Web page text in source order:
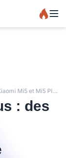
Xiaomi Mi5 et Mi5 Plus : des caractéristiques impressionnantes se dévoilent
: des